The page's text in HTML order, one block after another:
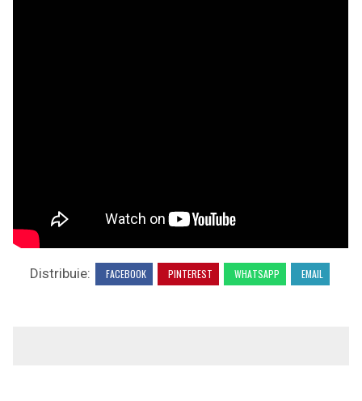
Distribuie: FACEBOOK PINTEREST WHATSAPP EMAIL